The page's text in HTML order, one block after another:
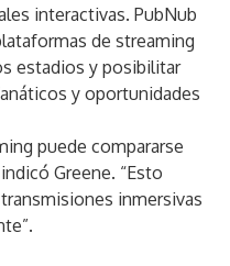
interactivas. PubNub
de streaming
estadios y posibilitar
y oportunidades
puede compararse
Greene. “Esto
inmersivas